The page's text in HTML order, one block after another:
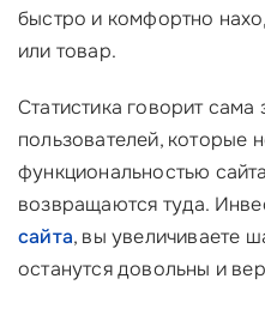
быстро и комфортно
или товар.
Статистика говорит сама
пользователей, которые
функциональностью
возвращаются туда.
сайта, вы увеличиваете
останутся довольны и